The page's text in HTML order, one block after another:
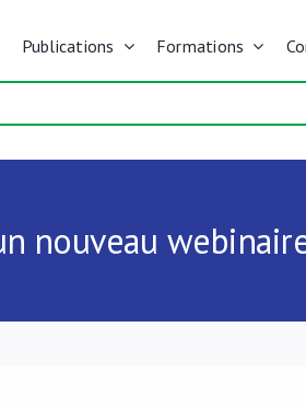
Publications Formations
nouveau